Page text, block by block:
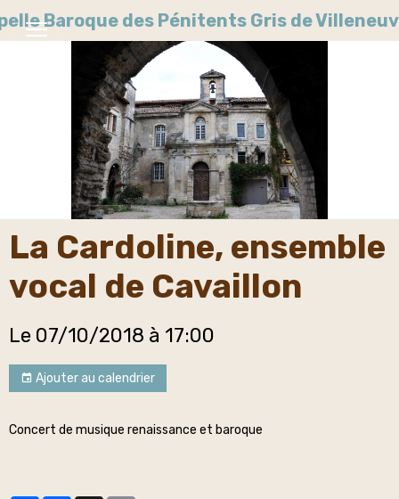
Baroque des Pénitents Gris de
La Cardoline, ensemble
vocal de Cavaillon
Le 07/10/2018 à 17:00
Ajouter au calendrier
Concert de musique renaissance et baroque